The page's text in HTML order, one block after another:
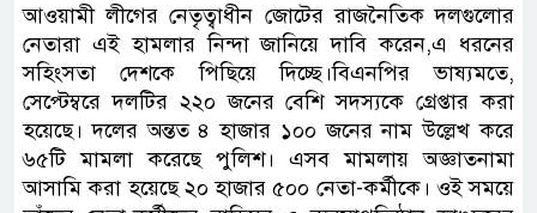
আওয়ামী লীগের নেতৃত্বাধীন জোটের রাজনৈতিক দলগুলোর
নেতারা এই হামলার নিন্দা জানিয়ে দাবি করেন,এ ধরনের
সহিংসতা দেশকে পিছিয়ে দিচ্ছে।বিএনপির ভাষ্যমতে,
সেপ্টেম্বরে দলটির ২২০ জনের বেশি সদস্যকে গ্রেপ্তার করা
হয়েছে। দলের অন্তত ৪ হাজার ১০০ জনের নাম উল্লেখ করে
৬৫টি মামলা করেছে পুলিশ। এসব মামলায় অজ্ঞাতনামা
আসামি করা হয়েছে ২০ হাজার ৫০০ নেতা-কর্মীকে। ওই সময়ে